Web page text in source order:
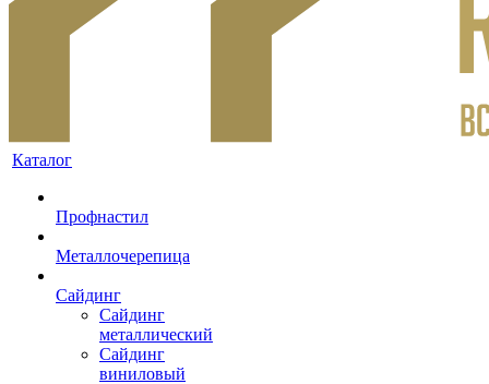
Каталог
Профнастил
Металлочерепица
Сайдинг
Сайдинг
металлический
Сайдинг
виниловый